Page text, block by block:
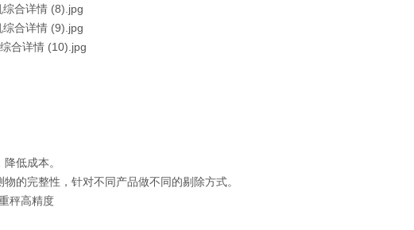
低成本。
的完整性，针对不同产品做不同的剔除方式。
秤高精度